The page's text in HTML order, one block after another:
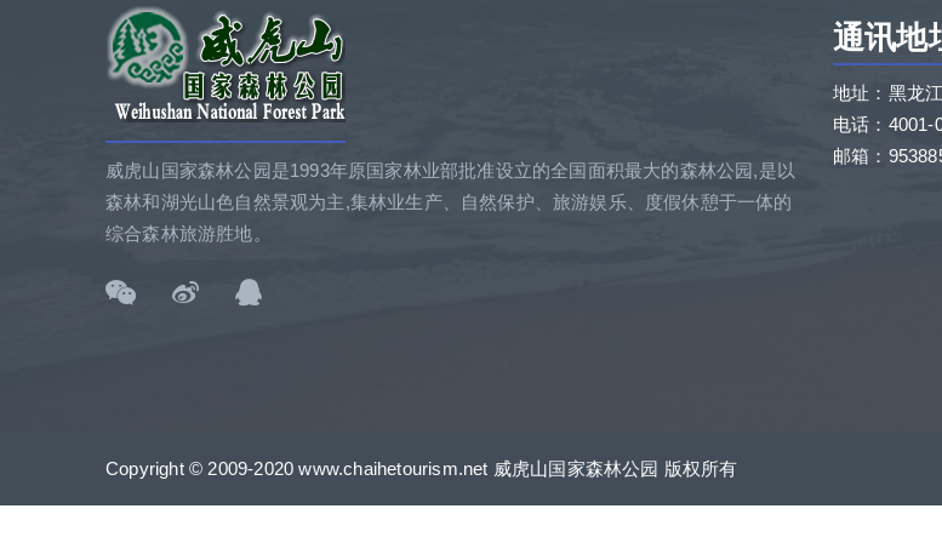
威虎山国家森林公园是1993年原国家林业部批准设立的全国面积最大的森林公园,是以
森林和湖光山色自然景观为主,集林业生产、自然保护、旅游娱乐、度假休憩于一体的
综合森林旅游胜地。
通讯地
地址：黑龙
电话：4001-
邮箱：
Copyright © 2009-2020 www.chaihetourism.net 威虎山国家森林公园 版权所有